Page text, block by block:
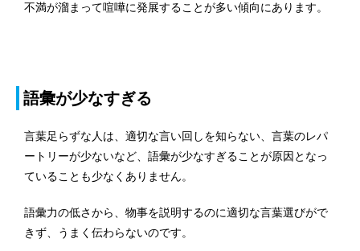
不満が溜まって喧嘩に発展することが多い傾向にあります。
語彙が少なすぎる
言葉足らずな人は、適切な言い回しを知らない、言葉のレパ
ートリーが少ないなど、語彙が少なすぎることが原因となっ
ていることも少なくありません。
語彙力の低さから、物事を説明するのに適切な言葉選びがで
きず、うまく伝わらないのです。